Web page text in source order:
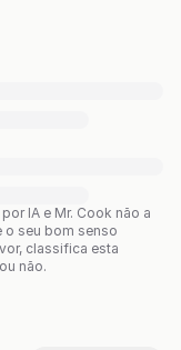
IA e Mr. Cook não a
o seu bom senso
classifica esta
não.